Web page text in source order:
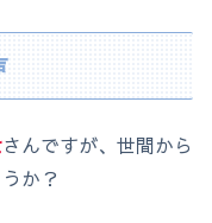
さんですが、世間から
か？